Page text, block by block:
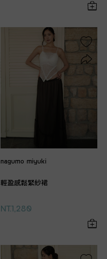
nagumo miyuki
輕盈感鬆緊紗裙
NT.1,280